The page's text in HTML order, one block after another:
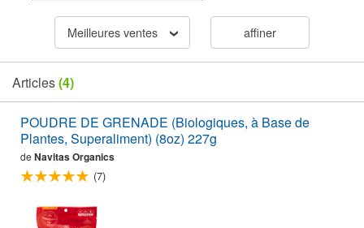
Meilleures ventes affiner
Articles(4)
POUDRE DE GRENADE (Biologiques, à Base de
Plantes, Superaliment) (8oz) 227g
de Navitas Organics
(7)